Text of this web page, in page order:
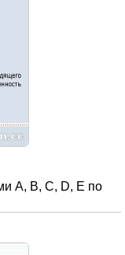
А, В, С, D, Е по